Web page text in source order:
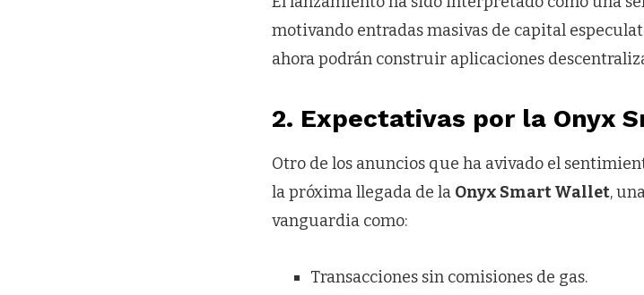
motivando entradas masivas de capital
ahora podrán construir aplicaciones
2. Expectativas por la Onyx
Otro de los anuncios que ha avivado el
la próxima llegada de la Onyx Smart Wallet,
vanguardia como:
Transacciones sin comisiones de gas.